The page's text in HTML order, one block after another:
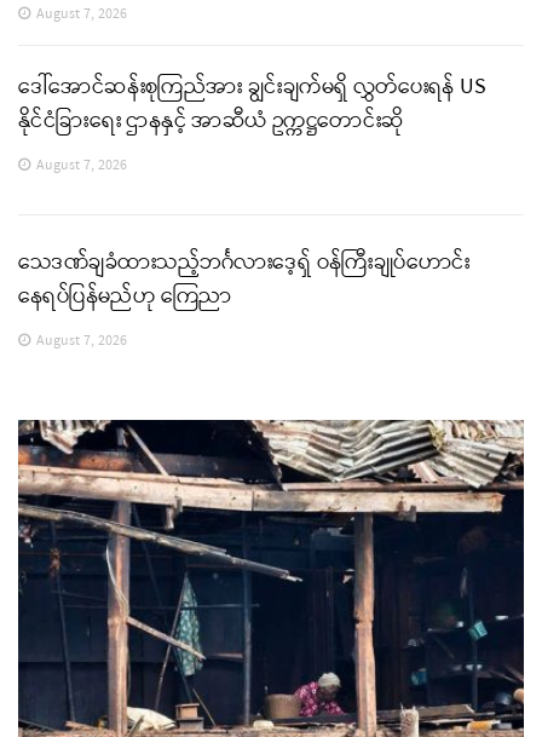
August 7, 2026
ဒေါ်အောင်ဆန်းစုကြည်အား ချွင်းချက်မရှိ လွှတ်ပေးရန် US
နိုင်ငံခြားရေး ဌာနနှင့် အာဆီယံ ဥက္ကဋ္ဌတောင်းဆို
August 7, 2026
သေဒဏ်ချခံထားသည့်ဘင်္ဂလားဒေ့ရှ် ဝန်ကြီးချုပ်ဟောင်း
နေရပ်ပြန်မည်ဟု ကြေညာ
August 7, 2026